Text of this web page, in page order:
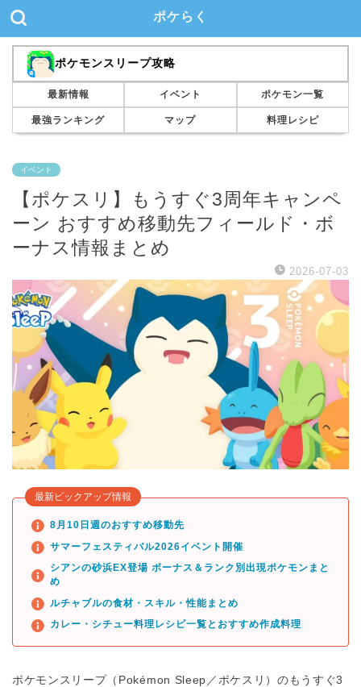
ポケらく
ポケモンスリープ攻略
最新情報 イベント ポケモン一覧
最強ランキング マップ 料理レシピ
イベント
【ポケスリ】もうすぐ3周年キャンペ
ーン おすすめ移動先フィールド・ボ
ーナス情報まとめ
2026-07-03
最新ピックアップ情報
8月10日週のおすすめ移動先
サマーフェスティバル2026イベント開催
シアンの砂浜EX登場 ボーナス＆ランク別出現ポケモンまと
め
ルチャブルの食材・スキル・性能まとめ
カレー・シチュー料理レシピ一覧とおすすめ作成料理
ポケモンスリープ（Pokémon Sleep／ポケスリ）のもうすぐ3